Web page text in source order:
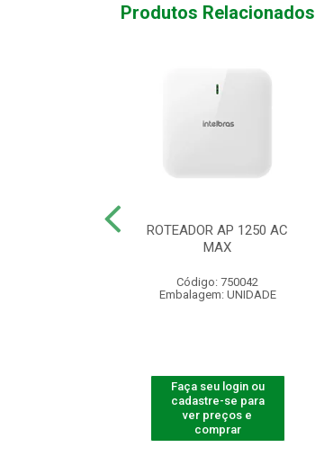
Produtos Relacionados
ROTEADOR AP 1250 AC
MAX
Código: 750042
Embalagem: UNIDADE
Faça seu login ou
cadastre-se para
ver preços e
comprar